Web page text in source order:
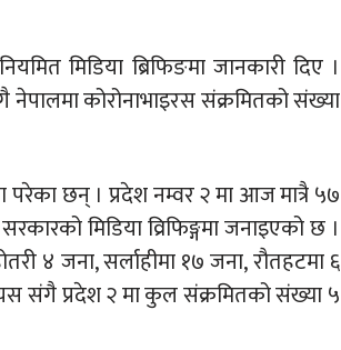
मिडिया ब्रिफिङमा जानकारी दिए ।
कोरोनाभाइरस संक्रमितको संख्या
छन् । प्रदेश नम्वर २ मा आज मात्रै ५७
मिडिया व्रिफिङ्गमा जनाइएको छ ।
४ जना, सर्लाहीमा १७ जना, रौतहटमा ६
यस संगै प्रदेश २ मा कुल संक्रमितको संख्या ५